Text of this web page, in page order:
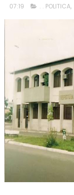
07:19 . . POLITICA,